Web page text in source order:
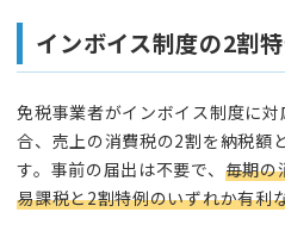
インボイス制度の2割
免税事業者がインボイス制度に
合、売上の消費税の2割を納税額
す。事前の届出は不要で、 毎期の
易課税と2割特例のいずれか有利